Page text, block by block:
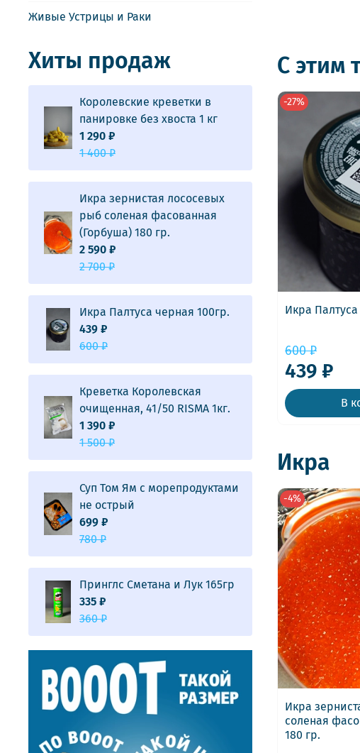
С этим
-27%
Икра
600 ₽
439 ₽
В
Икра
-4%
Икра
соленая
180 гр.
Живые Устрицы и Раки
Хиты продаж
Королевские креветки в
панировке без хвоста 1 кг
1 290 ₽
1 400 ₽
Икра зернистая лососевых
рыб соленая фасованная
(Горбуша) 180 гр.
2 590 ₽
2 700 ₽
Икра Палтуса черная 100гр.
439 ₽
600 ₽
Креветка Королевская
очищенная, 41/50 RISMA 1кг.
1 390 ₽
1 500 ₽
Суп Том Ям с морепродуктами
не острый
699 ₽
780 ₽
Принглс Сметана и Лук 165гр
335 ₽
360 ₽